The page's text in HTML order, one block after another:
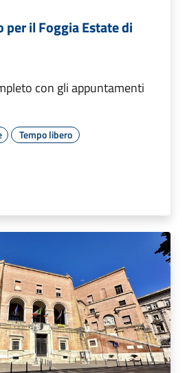
per il Foggia Estate di
con gli appuntamenti
Tempo libero